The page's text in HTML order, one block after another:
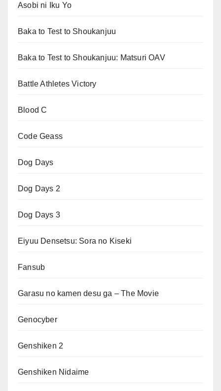
Asobi ni Iku Yo
Baka to Test to Shoukanjuu
Baka to Test to Shoukanjuu: Matsuri OAV
Battle Athletes Victory
Blood C
Code Geass
Dog Days
Dog Days 2
Dog Days 3
Eiyuu Densetsu: Sora no Kiseki
Fansub
Garasu no kamen desu ga – The Movie
Genocyber
Genshiken 2
Genshiken Nidaime